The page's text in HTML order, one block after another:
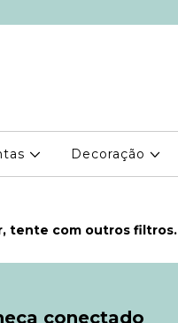
Decoração
tente com outros filtros.
conectado